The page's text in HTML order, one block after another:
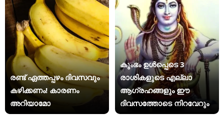
രണ്ട് ഏത്തപ്പഴം ദിവസവും
കഴിക്കണം! കാരണം
അറിയാമോ
കുംഭം ഉൾപ്പെടെ 3
രാശികളുടെ എല്ലാ
ആഗ്രഹങ്ങളും ഈ
ദിവസത്തോടെ നിറവേറും